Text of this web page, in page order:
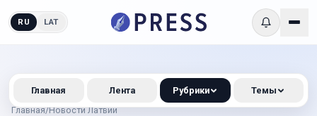
RU LAT
Главная/Новости Латвии
Главная Лента Рубрики Темы